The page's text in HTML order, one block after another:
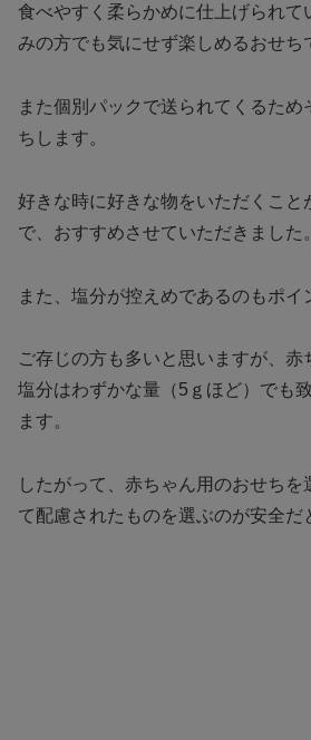
食べやすく柔らかめに仕上げられて
みの方でも気にせず楽しめるおせち
また個別パックで送られてくるた
ちします。
好きな時に好きな物をいただくこと
で、おすすめさせていただきました。
また、塩分が控えめであるのもポイ
ご存じの方も多いと思いますが、赤
塩分はわずかな量（5ｇほど）でも
ます。
したがって、赤ちゃん用のおせちを
て配慮されたものを選ぶのが安全だ